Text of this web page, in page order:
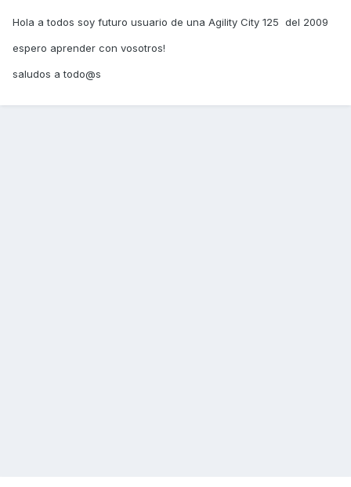
Hola a todos soy futuro usuario de una Agility City 125 del 2009
espero aprender con vosotros!
saludos a todo@s